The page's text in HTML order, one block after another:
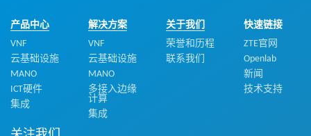
产品中心
VNF
云基础设施
MANO
ICT硬件
集成
解决方案
VNF
云基础设施
MANO
多接入边缘
计算
集成
关于我们
荣誉和历程
联系我们
快速链接
ZTE官网
Openlab
新闻
技术支持